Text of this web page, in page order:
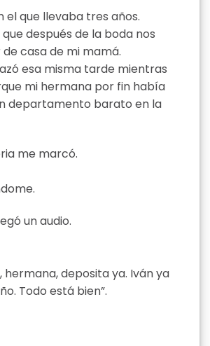
el que llevaba tres años.
que después de la boda nos
casa de mi mamá.
esa misma tarde mientras
mi hermana por fin había
departamento barato en la
me marcó.
un audio.
hermana, deposita ya. Iván ya
Todo está bien”.